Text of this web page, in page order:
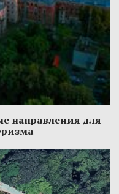
направления для